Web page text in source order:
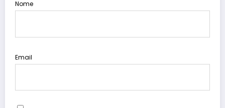
Nome
Email